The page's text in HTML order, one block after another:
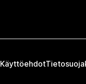
Käyttöehdot